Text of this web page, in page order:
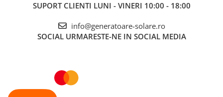
SUPORT CLIENTI LUNI - VINERI 10:00 - 18:00
info@generatoare-solare.ro
SOCIAL URMARESTE-NE IN SOCIAL MEDIA